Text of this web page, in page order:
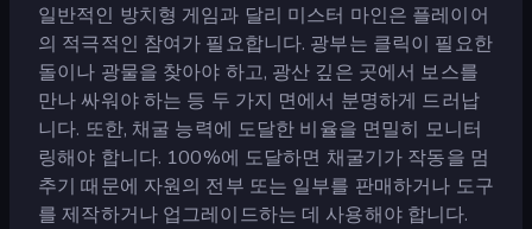
일반적인 방치형 게임과 달리 미스터 마인은 플레이어
의 적극적인 참여가 필요합니다. 광부는 클릭이 필요한
돌이나 광물을 찾아야 하고, 광산 깊은 곳에서 보스를
만나 싸워야 하는 등 두 가지 면에서 분명하게 드러납
니다. 또한, 채굴 능력에 도달한 비율을 면밀히 모니터
링해야 합니다. 100%에 도달하면 채굴기가 작동을 멈
추기 때문에 자원의 전부 또는 일부를 판매하거나 도구
를 제작하거나 업그레이드하는 데 사용해야 합니다.